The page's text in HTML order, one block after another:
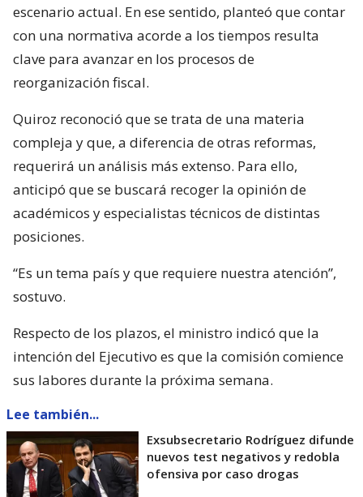
escenario actual. En ese sentido, planteó que contar
con una normativa acorde a los tiempos resulta
clave para avanzar en los procesos de
reorganización fiscal.
Quiroz reconoció que se trata de una materia
compleja y que, a diferencia de otras reformas,
requerirá un análisis más extenso. Para ello,
anticipó que se buscará recoger la opinión de
académicos y especialistas técnicos de distintas
posiciones.
“Es un tema país y que requiere nuestra atención”,
sostuvo.
Respecto de los plazos, el ministro indicó que la
intención del Ejecutivo es que la comisión comience
sus labores durante la próxima semana.
Lee también...
Exsubsecretario Rodríguez difunde
nuevos test negativos y redobla
ofensiva por caso drogas